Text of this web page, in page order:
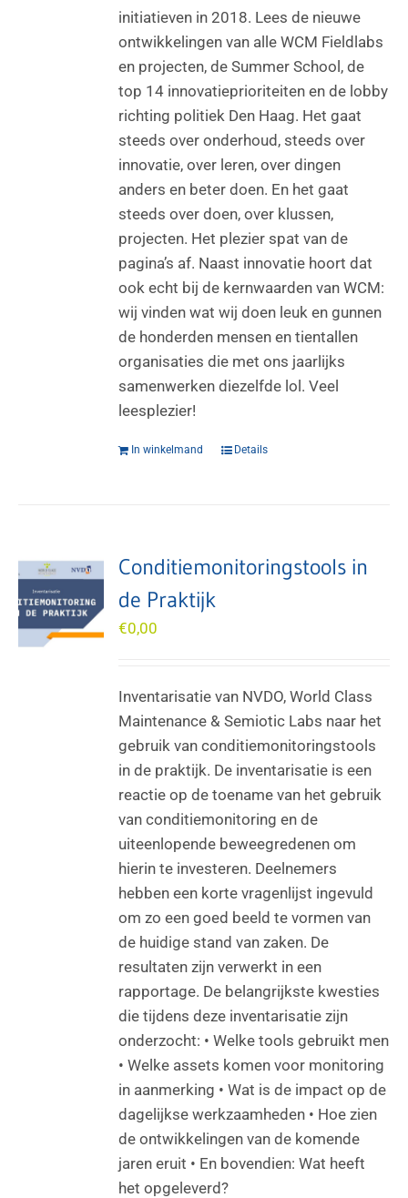
initiatieven in 2018. Lees de nieuwe
ontwikkelingen van alle WCM Fieldlabs
en projecten, de Summer School, de
top 14 innovatieprioriteiten en de lobby
richting politiek Den Haag. Het gaat
steeds over onderhoud, steeds over
innovatie, over leren, over dingen
anders en beter doen. En het gaat
steeds over doen, over klussen,
projecten. Het plezier spat van de
pagina’s af. Naast innovatie hoort dat
ook echt bij de kernwaarden van WCM:
wij vinden wat wij doen leuk en gunnen
de honderden mensen en tientallen
organisaties die met ons jaarlijks
samenwerken diezelfde lol. Veel
leesplezier!
In winkelmand Details
Conditiemonitoringstools in
de Praktijk
€0,00
Inventarisatie van NVDO, World Class
Maintenance & Semiotic Labs naar het
gebruik van conditiemonitoringstools
in de praktijk. De inventarisatie is een
reactie op de toename van het gebruik
van conditiemonitoring en de
uiteenlopende beweegredenen om
hierin te investeren. Deelnemers
hebben een korte vragenlijst ingevuld
om zo een goed beeld te vormen van
de huidige stand van zaken. De
resultaten zijn verwerkt in een
rapportage. De belangrijkste kwesties
die tijdens deze inventarisatie zijn
onderzocht: • Welke tools gebruikt men
• Welke assets komen voor monitoring
in aanmerking • Wat is de impact op de
dagelijkse werkzaamheden • Hoe zien
de ontwikkelingen van de komende
jaren eruit • En bovendien: Wat heeft
het opgeleverd?